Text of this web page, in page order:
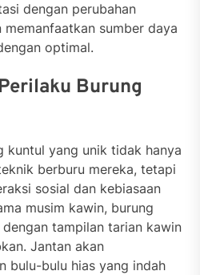
dengan perubahan
memanfaatkan sumber daya
optimal.
Burung
kuntul yang unik tidak hanya
berburu mereka, tetapi
sosial dan kebiasaan
musim kawin, burung
tampilan tarian kawin
Jantan akan
bulu-bulu hias yang indah